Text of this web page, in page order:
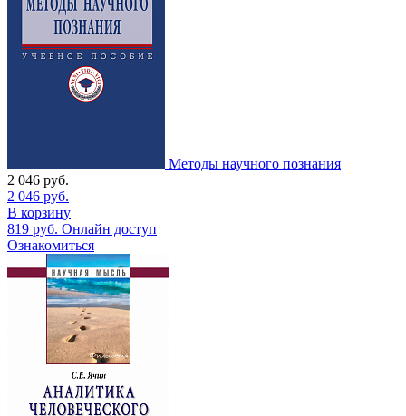
Методы научного познания
2 046 руб.
2 046 руб.
В корзину
819 руб. Онлайн доступ
Ознакомиться